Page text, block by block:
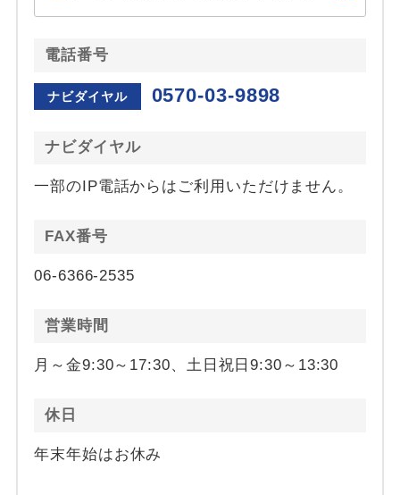
電話番号
ナビダイヤル 0570-03-9898
ナビダイヤル
一部のIP電話からはご利用いただけません。
FAX番号
06-6366-2535
営業時間
月～金9:30～17:30、土日祝日9:30～13:30
休日
年末年始はお休み